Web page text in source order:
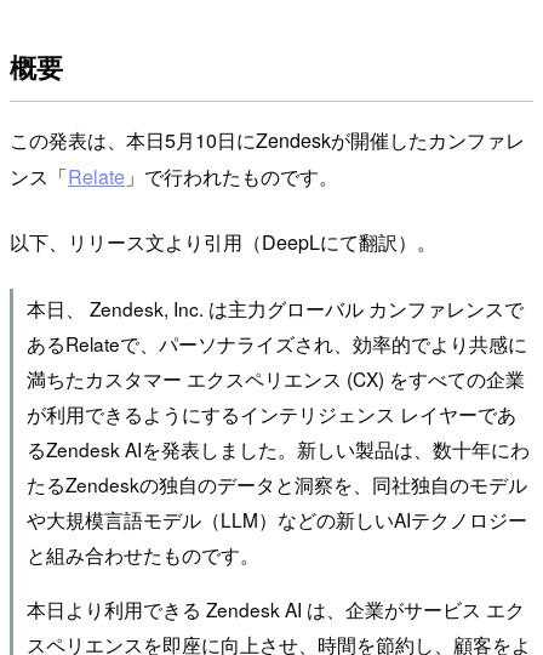
概要
この発表は、本日5月10日にZendeskが開催したカンファレ
ンス「Relate 」で行われたものです。
以下、リリース文より引用（DeepLにて翻訳）。
本日、 Zendesk, Inc. は主力グローバル カンファレンスで
あるRelateで、パーソナライズされ、効率的でより共感に
満ちたカスタマー エクスペリエンス (CX) をすべての企業
が利用できるようにするインテリジェンス レイヤーであ
るZendesk AIを発表しました。新しい製品は、数十年にわ
たるZendeskの独自のデータと洞察を、同社独自のモデル
や大規模言語モデル（LLM）などの新しいAIテクノロジー
と組み合わせたものです。
本日より利用できる Zendesk AI は、企業がサービス エク
スペリエンスを即座に向上させ、時間を節約し、顧客をよ